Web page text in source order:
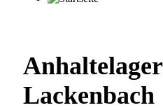
Anhaltelager
Lackenbach